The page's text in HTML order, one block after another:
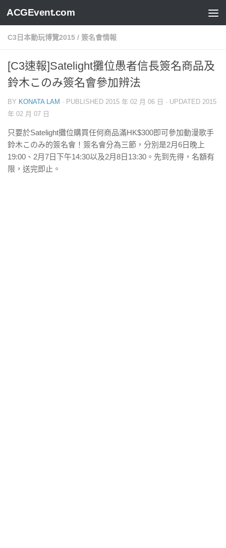
ACGEvent.com
C3日本動玩博覽2015 / 簽名會情報
[C3速報]Satelight攤位愚者信長簽名商品及
鈴木このみ簽名會參加辨法
BY KONATA LAM · PUBLISHED 2015 年 02 月 06 日 · UPDATED 2015
年 02 月 07 日
只要於Satelight攤位購買任何商品滿HK$300即可參加動漫歌手
鈴木このみ的簽名會！簽名會分為三節，分別是2月6日晚上
19:00、2月7日下午14:30以及2月8日13:30。先到先得，名額有
限，送完即止。